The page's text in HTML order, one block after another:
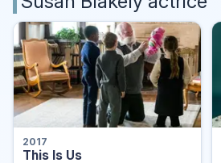
2017
This Is Us